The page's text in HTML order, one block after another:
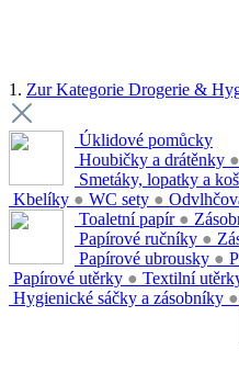
1. Zur Kategorie Drogerie &
Úklidové pomůcky
Houbičky a drátěnky ●
Smetáky, lopatky a
Kbelíky ● WC sety ●
Toaletní papír ●
Papírové ručníky ●
Papírové ubrousky ●
Papírové utěrky ● Textilní
Hygienické sáčky a zásobníky ●